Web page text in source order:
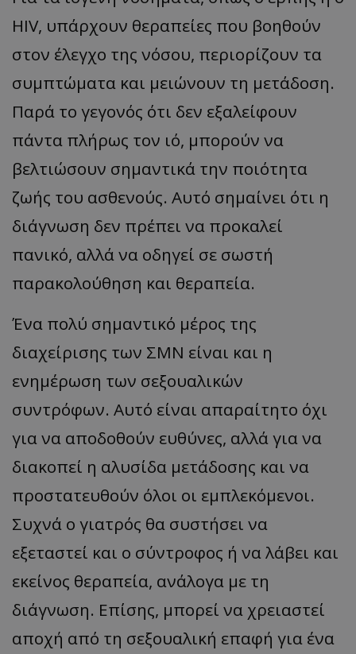
HIV, υπάρχουν θεραπείες που βοηθούν
στον έλεγχο της νόσου, περιορίζουν τα
συμπτώματα και μειώνουν τη μετάδοση.
Παρά το γεγονός ότι δεν εξαλείφουν
πάντα πλήρως τον ιό, μπορούν να
βελτιώσουν σημαντικά την ποιότητα
ζωής του ασθενούς. Αυτό σημαίνει ότι η
διάγνωση δεν πρέπει να προκαλεί
πανικό, αλλά να οδηγεί σε σωστή
παρακολούθηση και θεραπεία.
Ένα πολύ σημαντικό μέρος της
διαχείρισης των ΣΜΝ είναι και η
ενημέρωση των σεξουαλικών
συντρόφων. Αυτό είναι απαραίτητο όχι
για να αποδοθούν ευθύνες, αλλά για να
διακοπεί η αλυσίδα μετάδοσης και να
προστατευθούν όλοι οι εμπλεκόμενοι.
Συχνά ο γιατρός θα συστήσει να
εξεταστεί και ο σύντροφος ή να λάβει και
εκείνος θεραπεία, ανάλογα με τη
διάγνωση. Επίσης, μπορεί να χρειαστεί
αποχή από τη σεξουαλική επαφή για ένα